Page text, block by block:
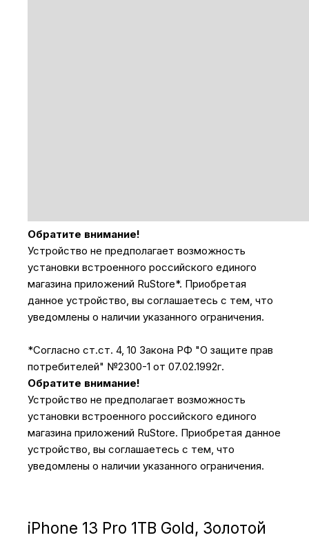
Обратите внимание!
Устройство не предполагает возможность
установки встроенного российского единого
магазина приложений RuStore*. Приобретая
данное устройство, вы соглашаетесь с тем, что
уведомлены о наличии указанного ограничения.
*Согласно ст.ст. 4, 10 Закона РФ "О защите прав
потребителей" №2300-1 от 07.02.1992г.
Обратите внимание!
Устройство не предполагает возможность
установки встроенного российского единого
магазина приложений RuStore. Приобретая данное
устройство, вы соглашаетесь с тем, что
уведомлены о наличии указанного ограничения.
iPhone 13 Pro 1TB Gold, Золотой